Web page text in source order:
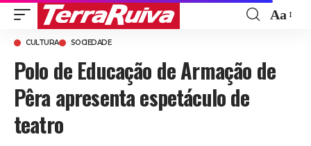
Aa
CULTURA SOCIEDADE
Polo de Educação de Armação de
Pêra apresenta espetáculo de
teatro